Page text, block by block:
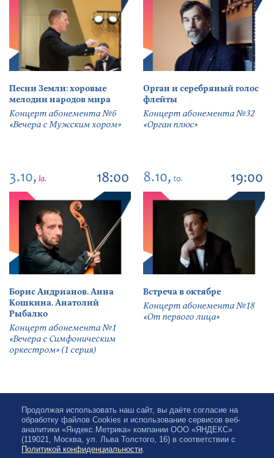
Песни Земли: хоровые
мелодии народов мира
Концерт абонемента №6
«Вечера с Мужским хором»
Орган и серебряный голос
флейты
Концерт абонемента №32
«Орган плюс»
3.10, la. 18:00
Борис Андрианов. Анна
Кошкина. Анатолий
Рыбалко
Концерт абонемента №1
«Вечера с Симфоническим
оркестром» (1 серия)
8.10, to. 19:00
Встреча в октябре
Концерт абонемента №18
«От первого лица»
Продолжая использовать наш сайт, вы даёте согласие на
обработку файлов Cookies и использование сервисов веб-
аналитики «Яндекс.Метрика» компании ООО «ЯНДЕКС»
(119021, Москва, ул. Льва Толстого, 16) в соответствии с
Политикой конфиденциальности.